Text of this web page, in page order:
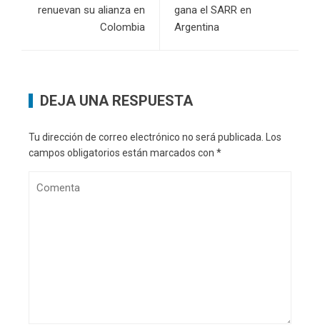
renuevan su alianza en
Colombia
gana el SARR en
Argentina
DEJA UNA RESPUESTA
Tu dirección de correo electrónico no será publicada. Los
campos obligatorios están marcados con *